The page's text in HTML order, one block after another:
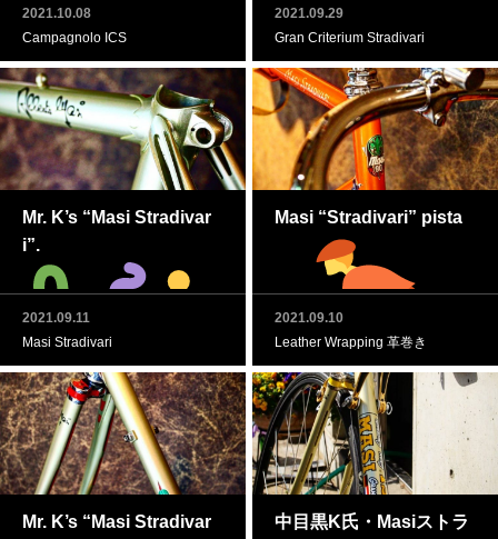
2021.10.08
Campagnolo ICS
2021.09.29
Gran Criterium Stradivari
Mr. K’s “Masi Stradivar
i”.
2021.09.11
Masi Stradivari
Masi “Stradivari” pista
2021.09.10
Leather Wrapping 革巻き
Mr. K’s “Masi Stradivar
中目黒K氏・Masiストラ